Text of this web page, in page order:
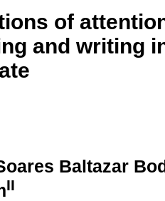
of
and writing
Baltazar
II